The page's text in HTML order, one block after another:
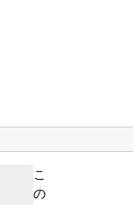
こ
の